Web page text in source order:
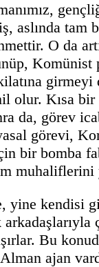
aslında tam
O da
Komünist
girmeyi
olur. Kısa bir
da, görev
görevi,
bir bomba
muhaliflerini
yine kendisi
Bu
ajan